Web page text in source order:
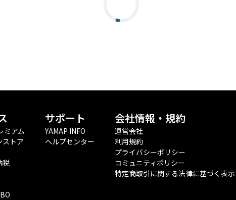
ミアム
ストア
税
サポート
YAMAP INFO
ヘルプセンター
会社情報・規約
運営会社
利用規約
プライバシーポリシー
コミュニティポリシー
特定商取引に関する法律に基づく表示